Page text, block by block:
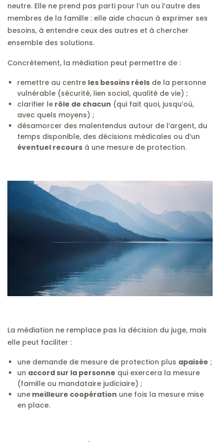
neutre. Elle ne prend pas parti pour l’un ou l’autre des
membres de la famille : elle aide chacun à exprimer ses
besoins, à entendre ceux des autres et à chercher
ensemble des solutions.
Concrètement, la médiation peut permettre de :
remettre au centre les besoins réels de la personne
vulnérable (sécurité, lien social, qualité de vie) ;
clarifier le rôle de chacun (qui fait quoi, jusqu’où,
avec quels moyens) ;
désamorcer des malentendus autour de l’argent, du
temps disponible, des décisions médicales ou d’un
éventuel recours à une mesure de protection.
La médiation ne remplace pas la décision du juge, mais
elle peut faciliter :
une demande de mesure de protection plus apaisée ;
un accord sur la personne qui exercera la mesure
(famille ou mandataire judiciaire) ;
une meilleure coopération une fois la mesure mise
en place.